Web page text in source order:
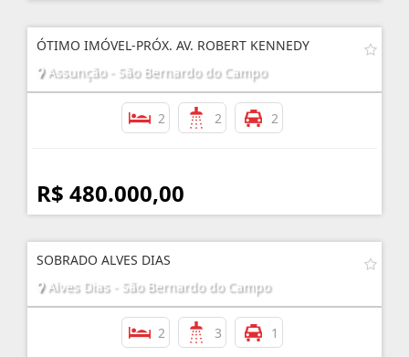
ÓTIMO IMÓVEL-PRÓX. AV. ROBERT KENNEDY
Assunção - São Bernardo do Campo
2 2 2
R$ 480.000,00
SOBRADO ALVES DIAS
Alves Dias - São Bernardo do Campo
2 3 1